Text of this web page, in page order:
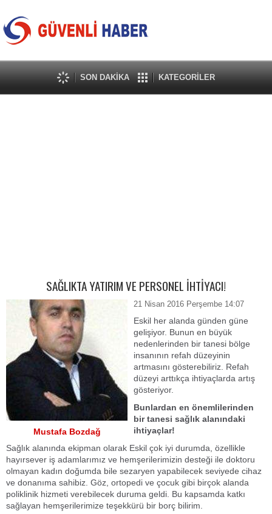
SON DAKİKA KATEGORİLER
SAĞLIKTA YATIRIM VE PERSONEL İHTİYACI!
Mustafa Bozdağ
21 Nisan 2016 Perşembe 14:07
Eskil her alanda günden güne
gelişiyor. Bunun en büyük
nedenlerinden bir tanesi bölge
insanının refah düzeyinin
artmasını gösterebiliriz. Refah
düzeyi arttıkça ihtiyaçlarda artış
gösteriyor.
Bunlardan en önemlilerinden
bir tanesi sağlık alanındaki
ihtiyaçlar!
Sağlık alanında ekipman olarak Eskil çok iyi durumda, özellikle
hayırsever iş adamlarımız ve hemşerilerimizin desteği ile doktoru
olmayan kadın doğumda bile sezaryen yapabilecek seviyede cihaz
ve donanıma sahibiz. Göz, ortopedi ve çocuk gibi birçok alanda
poliklinik hizmeti verebilecek duruma geldi. Bu kapsamda katkı
sağlayan hemşerilerimize teşekkürü bir borç bilirim.